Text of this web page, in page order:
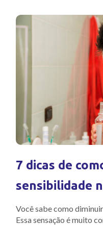
7 dicas de
sensibilidade
Você sabe como
Essa sensação é muito